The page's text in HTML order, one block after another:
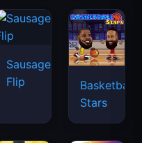
Sausage
Flip
Basketball
Stars